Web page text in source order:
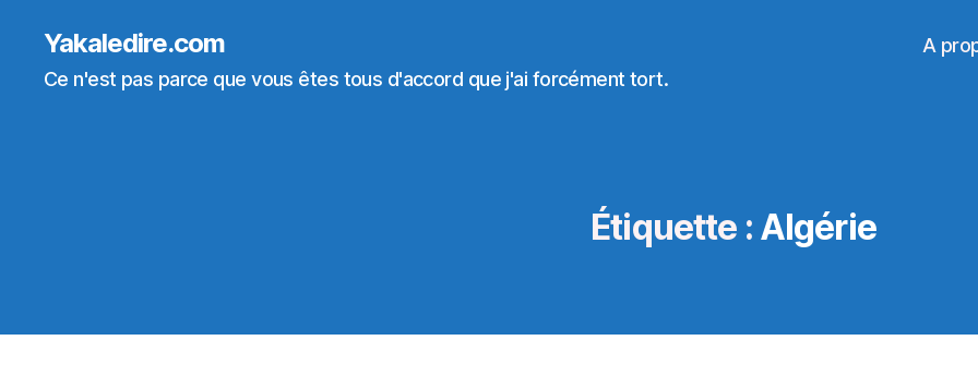
Yakaledire.com
Ce n'est pas parce que vous êtes tous d'accord que j'ai forcément tort.
A
Étiquette : Algérie